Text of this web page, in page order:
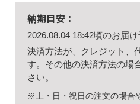
納期目安：
2026.08.04 18:42頃のお届け
決済方法が、クレジット、
す。その他の決済方法の場
さい。
※土・日・祝日の注文の場合